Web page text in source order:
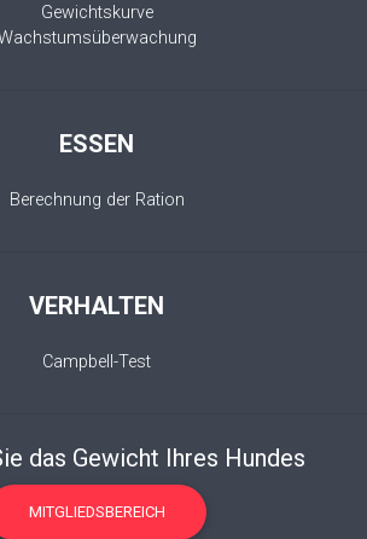
Gewichtskurve
ESSEN
Berechnung der Ration
VERHALTEN
Campbell-Test
das Gewicht Ihres Hundes
MITGLIEDSBEREICH